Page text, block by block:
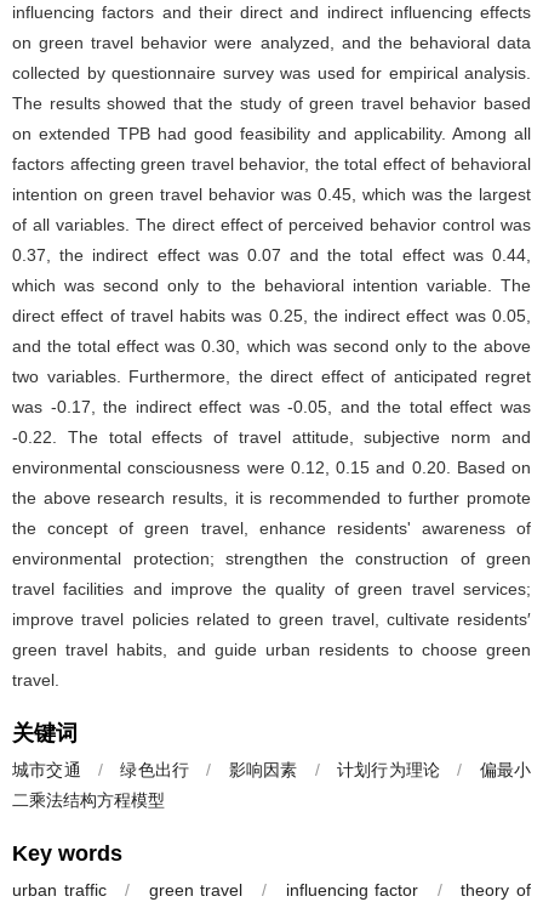
influencing factors and their direct and indirect influencing effects
on green travel behavior were analyzed, and the behavioral data
collected by questionnaire survey was used for empirical analysis.
The results showed that the study of green travel behavior based
on extended TPB had good feasibility and applicability. Among all
factors affecting green travel behavior, the total effect of behavioral
intention on green travel behavior was 0.45, which was the largest
of all variables. The direct effect of perceived behavior control was
0.37, the indirect effect was 0.07 and the total effect was 0.44,
which was second only to the behavioral intention variable. The
direct effect of travel habits was 0.25, the indirect effect was 0.05,
and the total effect was 0.30, which was second only to the above
two variables. Furthermore, the direct effect of anticipated regret
was -0.17, the indirect effect was -0.05, and the total effect was
-0.22. The total effects of travel attitude, subjective norm and
environmental consciousness were 0.12, 0.15 and 0.20. Based on
the above research results, it is recommended to further promote
the concept of green travel, enhance residents' awareness of
environmental protection; strengthen the construction of green
travel facilities and improve the quality of green travel services;
improve travel policies related to green travel, cultivate residents′
green travel habits, and guide urban residents to choose green
travel.
关键词
城市交通 / 绿色出行 / 影响因素 / 计划行为理论 /
偏最小
二乘法结构方程模型
Key words
urban traffic / green travel / influencing factor /
theory of